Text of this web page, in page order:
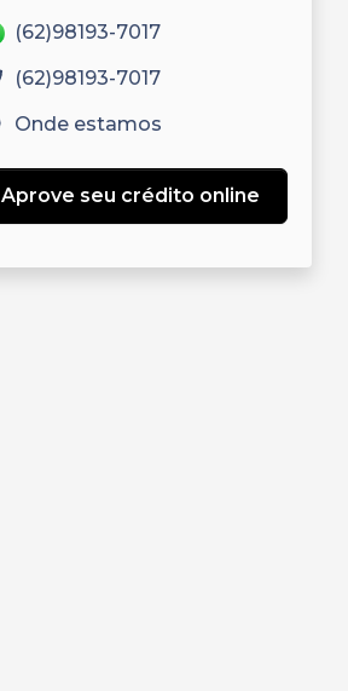
(62)98193-7017
(62)98193-7017
Onde estamos
Aprove seu crédito online